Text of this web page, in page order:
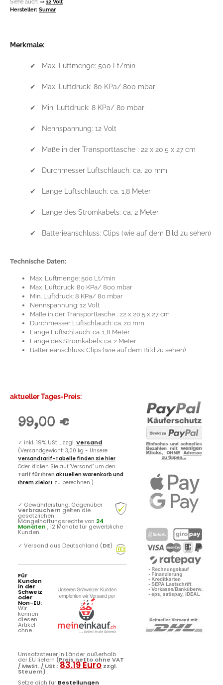
Hersteller: Sumar
Merkmale:
✔ Max. Luftmenge: 500 Lt/min
✔ Max. Luftdruck: 80 KPa/ 800 mbar
✔ Min. Luftdruck: 8 KPa/ 80 mbar
✔ Nennspannung: 12 Volt
✔ Maße in der Transporttasche : 22 x 20,5 x 27 cm
✔ Durchmesser Luftschlauch: ca. 20 mm
✔ Länge Luftschlauch: ca. 1,8 Meter
✔ Länge des Stromkabels: ca. 2 Meter
✔ Batterieanschluss: Clips (wie auf dem Bild zu sehen)
Technische Daten:
Max. Luftmenge: 500 Lt/min
Max. Luftdruck: 80 KPa/ 800 mbar
Min. Luftdruck: 8 KPa/ 80 mbar
Nennspannung: 12 Volt
Maße in der Transporttasche : 22 x 20,5 x 27 cm
Durchmesser Luftschlauch: ca. 20 mm
Länge Luftschlauch: ca. 1,8 Meter
Länge des Stromkabels: ca. 2 Meter
Batterieanschluss: Clips (wie auf dem Bild zu sehen)
aktueller Tages-Preis:
99,00 €
✓ inkl. 19% USt. , zzgl.Versand
(Versandgewicht: 3,00 kg - Unsere
Versandtarif-Tabelle finden Sie hier.
Oder klicken Sie auf "Versand" um den
Tarif für Ihren aktuellen Warenkorb und
Ihrem Zielort zu berechnen.)
✓ Gewährleistung: Gegenüber
Verbrauchern gelten die
gesetzlichen
Mängelhaftungsrechte von 24
Monaten , 12 Monate für gewerbliche
Kunden.
✓ Versand aus Deutschland (DE)
Für
Kunden
in der
Schweiz
oder
Non-EU:
Wir
können
diesen
Artikel
ohne
Umsatzsteuer in Länder außerhalb
der EU liefern (Preis netto ohne VAT
/ MwSt. / USt.:83.19 Euro zzgl.
Steuern) .
Setze dich für Bestellungen